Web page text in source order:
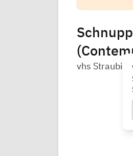
vhs Straubing